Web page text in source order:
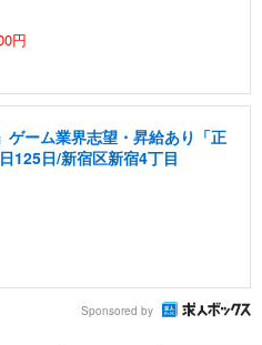
円
ーム業界志望・昇給あり「正
125日/新宿区新宿4丁目
Sponsored by